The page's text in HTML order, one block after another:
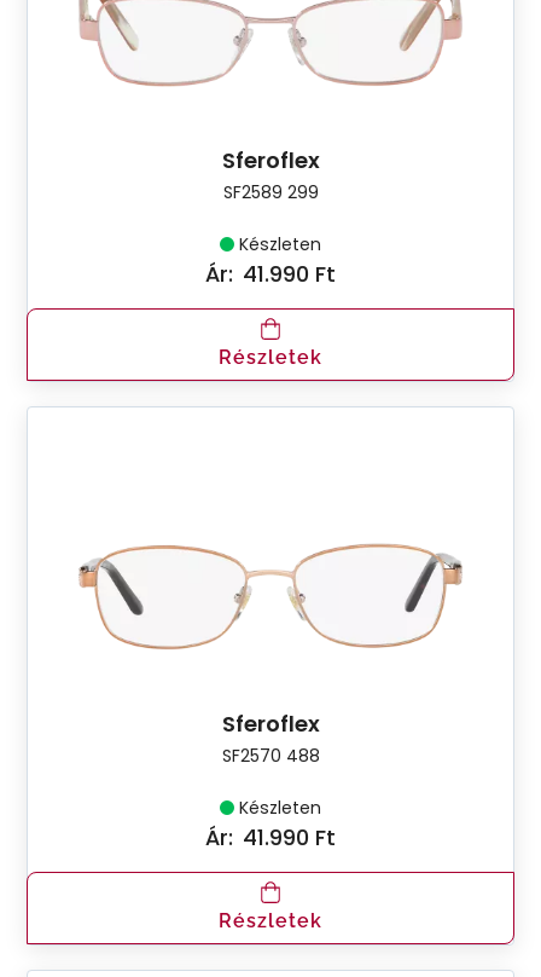
Sferoflex
SF2589 299
Készleten
Ár: 41.990 Ft
Részletek
Sferoflex
SF2570 488
Készleten
Ár: 41.990 Ft
Részletek